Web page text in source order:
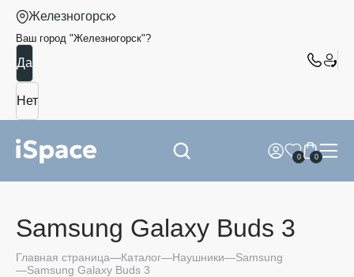
Железногорск
Ваш город "Железногорск"?
0 0
Samsung Galaxy Buds 3
Главная страница Каталог Наушники
Samsung
Samsung Galaxy Buds 3